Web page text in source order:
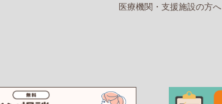
医療機関・支援施設の方へ